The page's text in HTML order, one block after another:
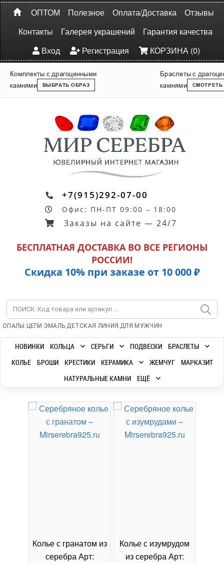
ОПТОМ Полезное Оплата/Доставка
Отзывы
Контакты
Галерея украшений
Гарантия качества
Вход
Регистрация КОРЗИНА (0)
Комплекты с драгоценными
камнями
ВЫБРАТЬ ОБРАЗ
Браслеты с
камнями
СМОТРЕТЬ
+7(915)292-07-00
Офис: ПН-ПТ 09:00 – 18:00
Заказы на сайте — 24/7
БЕСПЛАТНАЯ ДОСТАВКА ВО ВСЕ РЕГИОНЫ
РОССИИ!
Скидка 10% при заказе от 10 000 ₽
ОПАЛЫ | ЦЕПИ |ЭМАЛЬ|ДЕТСКАЯ ЛИНИЯ |ДЛЯ МУЖЧИН
НОВИНКИ КОЛЬЦА СЕРЬГИ ПОДВЕСКИ
БРАСЛЕТЫ
КОЛЬЕ
БРОШИ КРЕСТИКИ КЕРАМИКА ЖЕМЧУГ
МАРКАЗИТ
НАТУРАЛЬНЫЕ КАМНИ
ЕЩЁ
Колье с гранатом из
серебра Арт:
Колье с изумрудом
из серебра Арт: